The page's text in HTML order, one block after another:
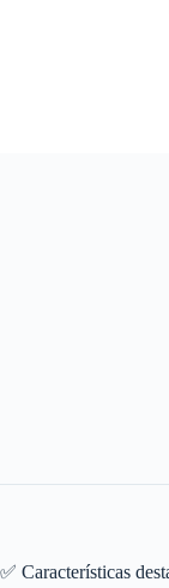
✅ Características